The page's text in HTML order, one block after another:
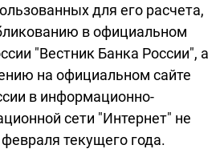
для его расчета,
в официальном
"Вестник Банка России", а
на официальном сайте
в информационно-
сети "Интернет" не
текущего года.